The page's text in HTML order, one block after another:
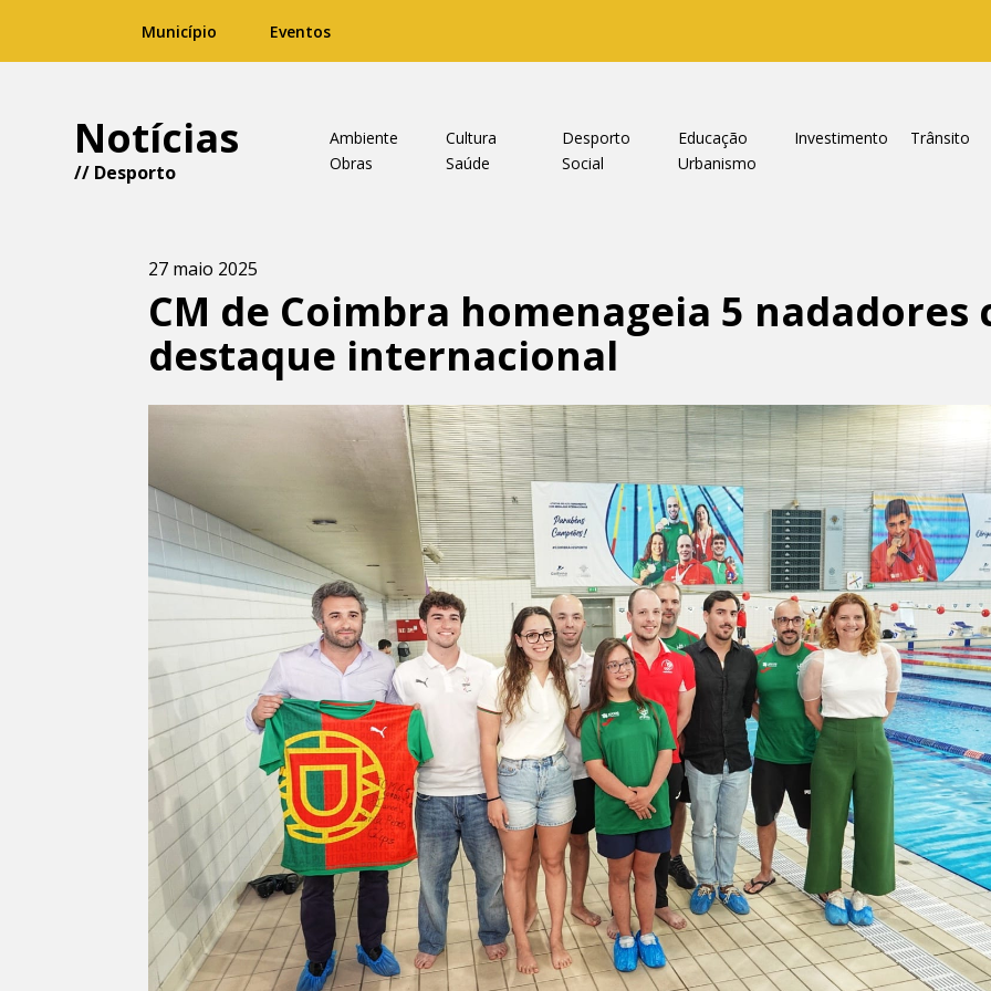
Município Eventos
Notícias
// Desporto
Ambiente Cultura Desporto Educação Investimento
Trânsito
Obras
Saúde Social Urbanismo
27 maio 2025
CM de Coimbra homenageia 5 nadadores
destaque internacional